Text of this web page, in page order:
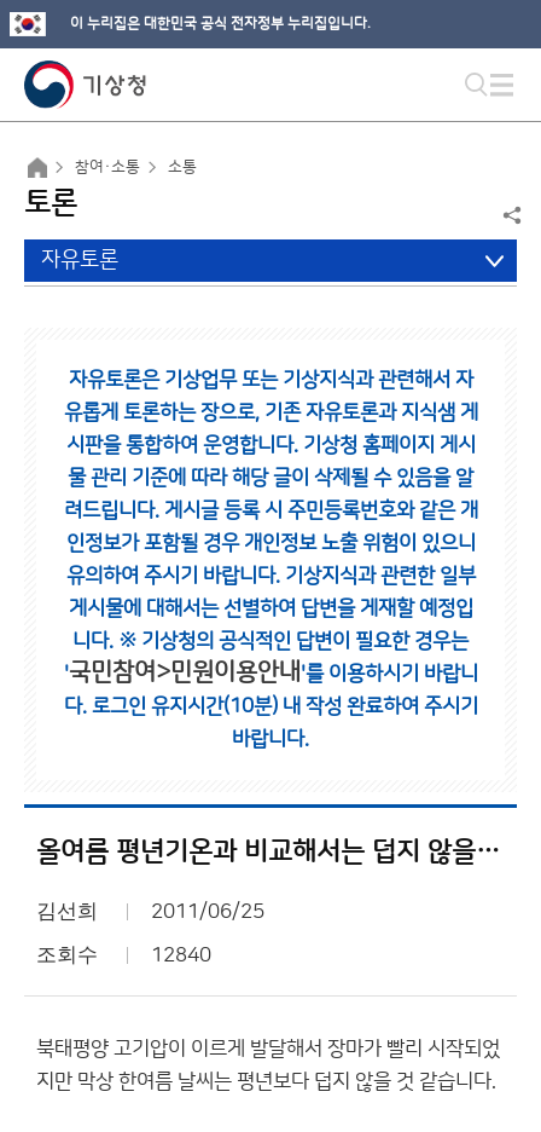
이 누리집은 대한민국 공식 전자정부 누리집입니다.
참여·소통 소통
토론
자유토론
자유토론은 기상업무 또는 기상지식과 관련해서 자
유롭게 토론하는 장으로, 기존 자유토론과 지식샘 게
시판을 통합하여 운영합니다. 기상청 홈페이지 게시
물 관리 기준에 따라 해당 글이 삭제될 수 있음을 알
려드립니다. 게시글 등록 시 주민등록번호와 같은 개
인정보가 포함될 경우 개인정보 노출 위험이 있으니
유의하여 주시기 바랍니다. 기상지식과 관련한 일부
게시물에 대해서는 선별하여 답변을 게재할 예정입
니다. ※ 기상청의 공식적인 답변이 필요한 경우는
'국민참여>민원이용안내 '를 이용하시기 바랍니
다. 로그인 유지시간(10분) 내 작성 완료하여 주시기
바랍니다.
올여름 평년기온과 비교해서는 덥지 않을듯.
김선희 2011/06/25
조회수 12840
북태평양 고기압이 이르게 발달해서 장마가 빨리 시작되었
지만 막상 한여름 날씨는 평년보다 덥지 않을 것 같습니다.